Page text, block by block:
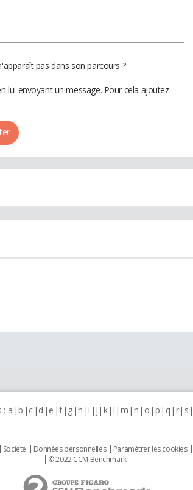
pas dans son parcours ?
lui envoyant un message. Pour cela ajoutez
: a b c d e f g h i j k l m n o p q r s
Societé Données personnelles Paramétrer les cookies
© 2022 CCM Benchmark